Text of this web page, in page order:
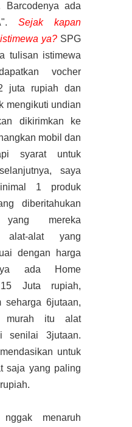
ada
Sejak kapan
ya? SPG
tulisan istimewa
vocher
juta rupiah dan
mengikuti undian
dikirimkan ke
mobil dan
syarat untuk
saya
1 produk
diberitahukan
mereka
alat-alat yang
dengan harga
ada Home
Juta rupiah,
seharga 6jutaan,
murah itu alat
senilai 3jutaan.
untuk
saja yang paling
menaruh